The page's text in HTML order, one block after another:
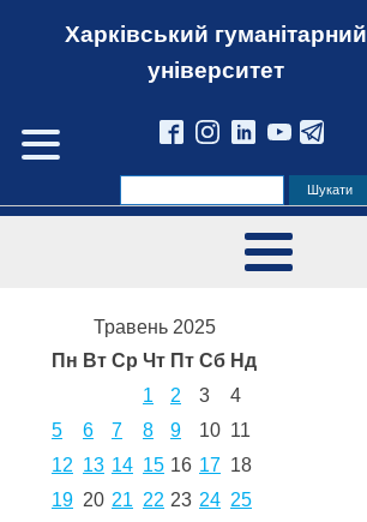
Харківський гуманітарний
університет
Травень 2025
Пн Вт Ср Чт Пт Сб Нд
1
2 3
4
5
6 7 8 9 10 11
12 13 14 15 16 17 18
19 20 21 22 23 24 25